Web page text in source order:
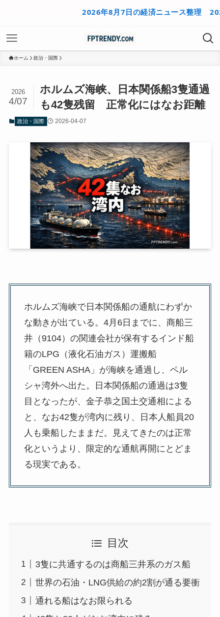
2026年8月7日の経済ニュース整理 2026年
ホーム 政治・国際
ホルムズ海峡、日本関係船3隻通過
も42隻残留 正常化にはなお距離
2026
4/07
政治・国際 2026-04-07
ホルムズ海峡で日本関係船の通航にわずか
な動きが出ている。4月6日までに、商船三
井（9104）の関連会社が保有するインド船
籍のLPG（液化石油ガス）運搬船
「GREEN ASHA」が海峡を通過し、ペル
シャ湾外へ出た。日本関係船の通過は3隻
目となったが、金子恭之国土交通相による
と、なお42隻が湾内に残り、日本人船員20
人も乗船したままだ。見えてきたのは正常
化というより、限定的な通航再開にとどま
る現実である。
目次
3隻に共通するのは商船三井系のガス船
世界の石油・LNG供給の約2割が通る要衝
通れる船はなお限られる